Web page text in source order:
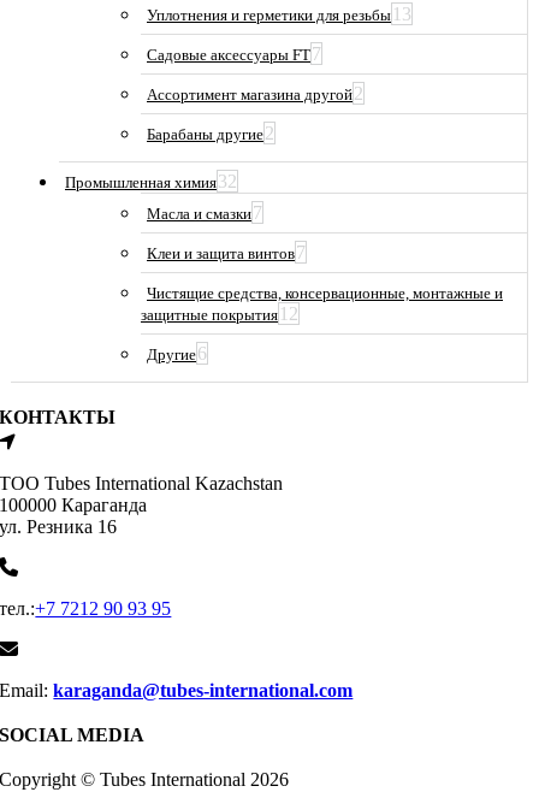
Уплотнения и герметики для резьбы 13
Садовые аксессуары FT7
Ассортимент магазина другой2
Барабаны другие2
Промышленная химия32
Масла и смазки7
Клеи и защита винтов7
Чистящие средства, консервационные, монтажные и
защитные покрытия 12
Другие6
КОНТАКТЫ
ТОО Tubes International Kazachstan
100000 Караганда
ул. Резника 16
тел.:+7 7212 90 93 95
Email:karaganda@tubes-international.com
SOCIAL MEDIA
Copyright © Tubes International 2026